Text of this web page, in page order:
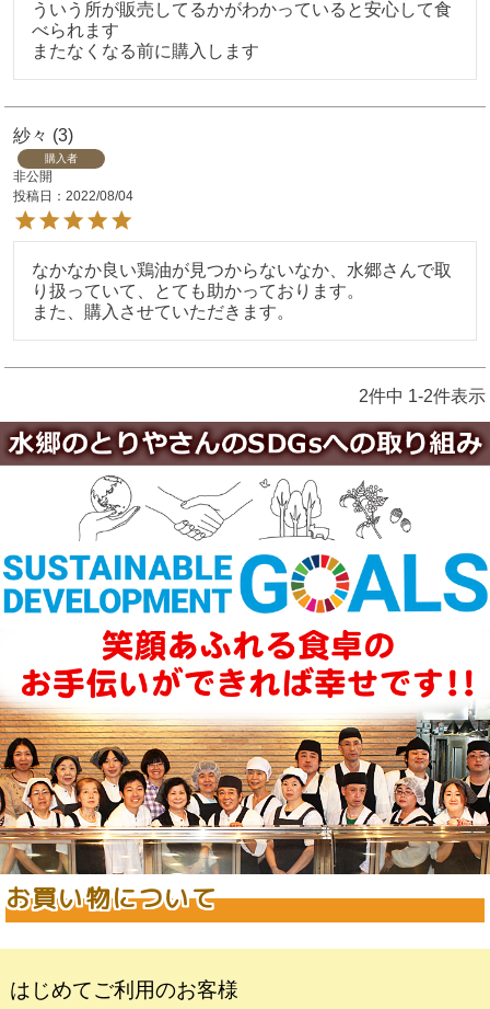
ういう所が販売してるかがわかっていると安心して食
べられます
またなくなる前に購入します
紗々 3
購入者
非公開
投稿日
2022/08/04
なかなか良い鶏油が見つからないなか、水郷さんで取
り扱っていて、とても助かっております。
また、購入させていただきます。
2件中 1-2件表示
お買い物について
はじめてご利用のお客様